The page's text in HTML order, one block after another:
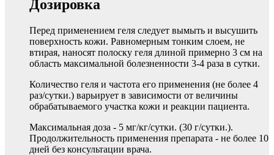
Дозировка
Перед применением геля следует вымыть и высушить
поверхность кожи. Равномерным тонким слоем, не
втирая, наносят полоску геля длиной примерно 3 см на
область максимальной болезненности 3-4 раза в сутки.
Количество геля и частота его применения (не более 4
раз/сутки.) варьирует в зависимости от величины
обрабатываемого участка кожи и реакции пациента.
Максимальная доза - 5 мг/кг/сутки. (30 г/сутки.).
Продолжительность применения препарата - не более 10
дней без консультации врача.